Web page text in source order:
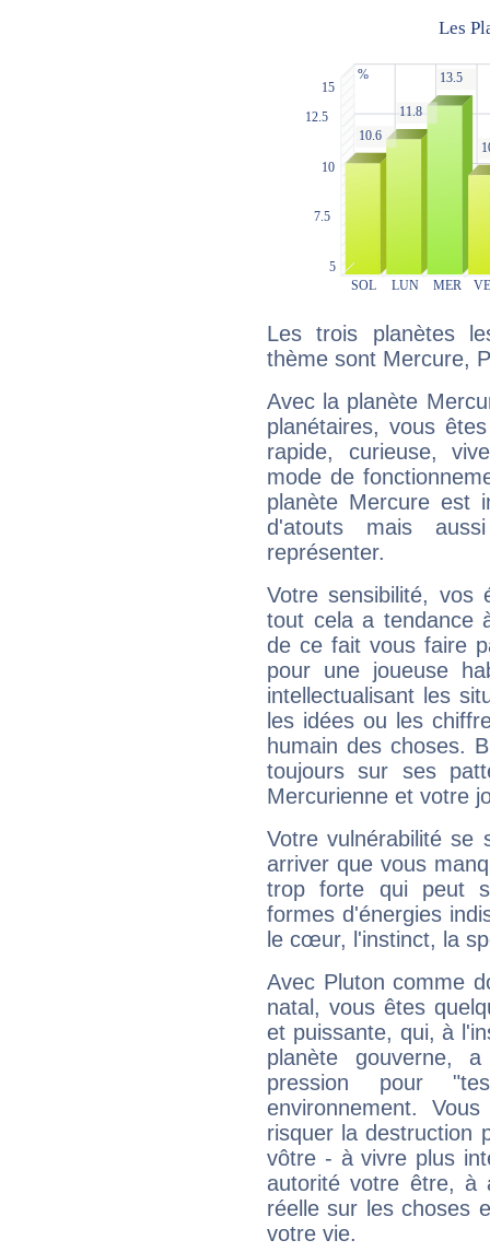
Les trois planètes
thème sont Mercure,
Avec la planète
planétaires, vous
rapide, curieuse,
mode de
planète Mercure est
d'atouts mais
représenter.
Votre sensibilité,
tout cela a tendance
de ce fait vous faire
pour une joueuse
intellectualisant les
les idées ou les
humain des choses.
toujours sur ses
Mercurienne et votre
Votre vulnérabilité se
arriver que vous
trop forte qui peut
formes d'énergies
le cœur, l'instinct, la
Avec Pluton comme
natal, vous êtes
et puissante, qui, à
planète gouverne,
pression pour
environnement.
risquer la destruction
vôtre - à vivre plus
autorité votre être, à
réelle sur les choses
votre vie.